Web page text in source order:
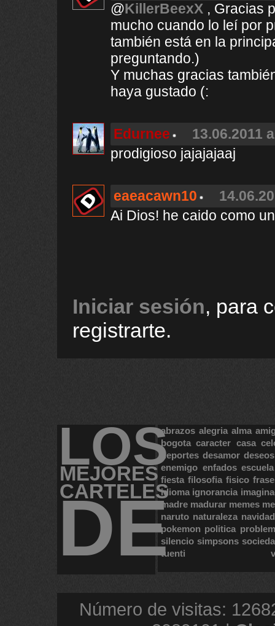
@KillerBeexX , Gracias
mucho cuando lo leí por
también está en la
preguntando.)
Y muchas gracias
haya gustado (:
Edurnee
13.06.2011
prodigioso jajajajaaj
eaeacawn10
Ai Dios! he caido como
Iniciar sesión, para
registrarte.
LOS
MEJORES
CARTELES
DE
abrazos alegria alma
bogota caracter casa
deportes desamor deseos
enemigo enfados escuela
fiesta filosofia fisico
idioma ignorancia
madre madurar memes
naruto naturaleza navidad
pokemon politica
silencio simpsons
tuenti
Número de visitas: